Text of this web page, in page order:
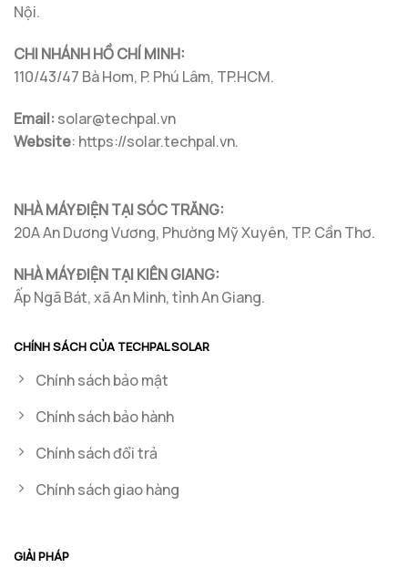
Nội.
CHI NHÁNH HỒ CHÍ MINH:
110/43/47 Bà Hom, P. Phú Lâm, TP.HCM.
Email:solar@techpal.vn
Website: https://solar.techpal.vn.
NHÀ MÁY ĐIỆN TẠI SÓC TRĂNG:
20A An Dương Vương, Phường Mỹ Xuyên, TP. Cần Thơ.
NHÀ MÁY ĐIỆN TẠI KIÊN GIANG:
Ấp Ngã Bát, xã An Minh, tỉnh An Giang.
CHÍNH SÁCH CỦA TECHPAL SOLAR
Chính sách bảo mật
Chính sách bảo hành
Chính sách đổi trả
Chính sách giao hàng
GIẢI PHÁP